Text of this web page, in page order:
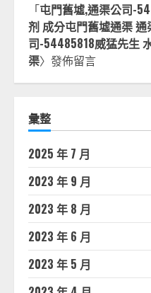
「屯門舊墟,通渠公司-
剂 成分屯門舊墟通渠 通
司-54485818威猛先生
渠〉發佈留言
彙整
2025 年 7 月
2023 年 9 月
2023 年 8 月
2023 年 6 月
2023 年 5 月